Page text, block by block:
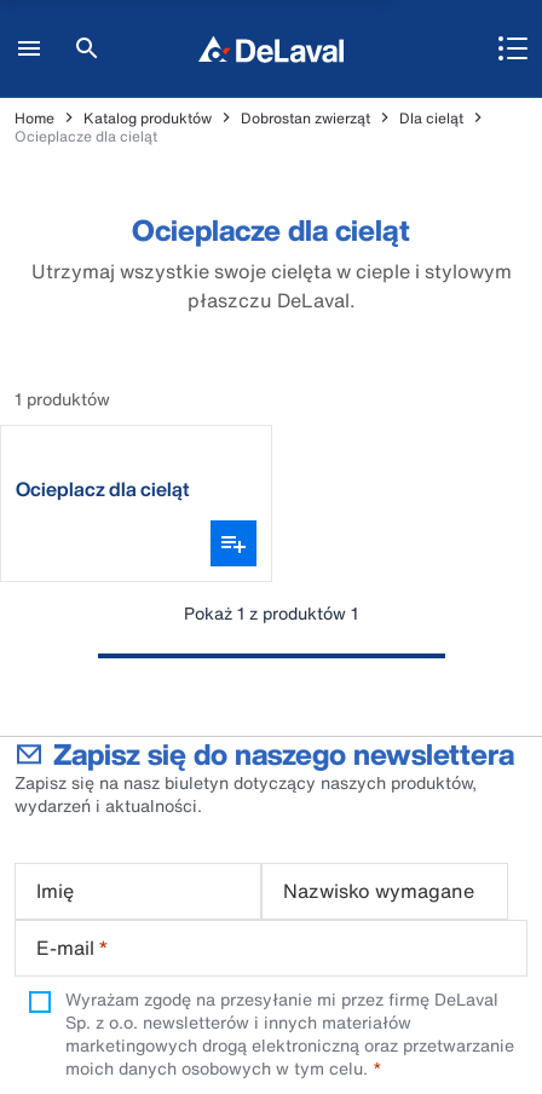
Home Katalog produktów Dobrostan zwierząt
Dla cieląt
Ocieplacze dla cieląt
Ocieplacze dla cieląt
Utrzymaj wszystkie swoje cielęta w cieple i stylowym
płaszczu DeLaval.
1 produktów
Ocieplacz dla cieląt
Pokaż 1 z produktów 1
Zapisz się do naszego newslettera
Zapisz się na nasz biuletyn dotyczący naszych produktów,
wydarzeń i aktualności.
Imię
Nazwisko wymagane
E-mail *
Wyrażam zgodę na przesyłanie mi przez firmę DeLaval
Sp. z o.o. newsletterów i innych materiałów
marketingowych drogą elektroniczną oraz przetwarzanie
moich danych osobowych w tym celu.